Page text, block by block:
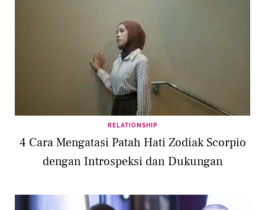
RELATIONSHIP
4 Cara Mengatasi Patah Hati Zodiak Scorpio
dengan Introspeksi dan Dukungan